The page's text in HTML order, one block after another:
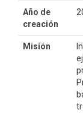
Año de
creación
Misión